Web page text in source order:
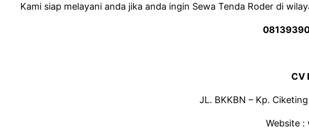
Kami siap melayani anda jika anda ingin Sewa Tenda Roder di
CV
JL. BKKBN – Kp.
Website :